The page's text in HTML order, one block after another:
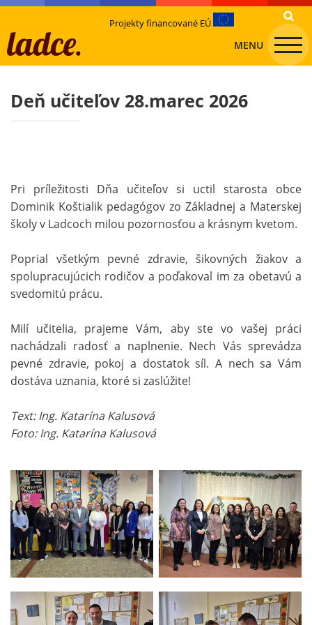
Projekty financované EÚ
MENU
Deň učiteľov 28.marec 2026
Pri príležitosti Dňa učiteľov si uctil starosta obce
Dominik Koštialik pedagógov zo Základnej a Materskej
školy v Ladcoch milou pozornosťou a krásnym kvetom.
Poprial všetkým pevné zdravie, šikovných žiakov a
spolupracujúcich rodičov a poďakoval im za obetavú a
svedomitú prácu.
Milí učitelia, prajeme Vám, aby ste vo vašej práci
nachádzali radosť a naplnenie. Nech Vás sprevádza
pevné zdravie, pokoj a dostatok síl. A nech sa Vám
dostáva uznania, ktoré si zaslúžite!
Text: Ing. Katarína Kalusová
Foto: Ing. Katarína Kalusová